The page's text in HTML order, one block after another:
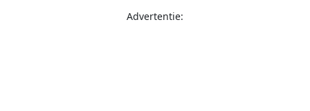
Advertentie: